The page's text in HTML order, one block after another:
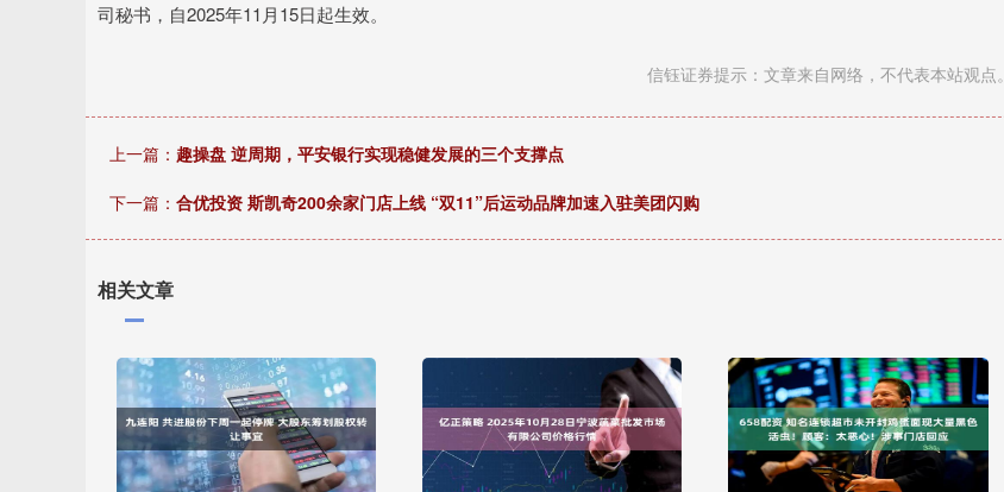
司秘书，自2025年11月15日起生效。
信钰证券提示：文章来自网络，不代表本站观点。
上一篇： 趣操盘 逆周期，平安银行实现稳健发展的三个支撑点
下一篇： 合优投资 斯凯奇200余家门店上线 “双11”后运动品牌加速入驻美团闪购
相关文章